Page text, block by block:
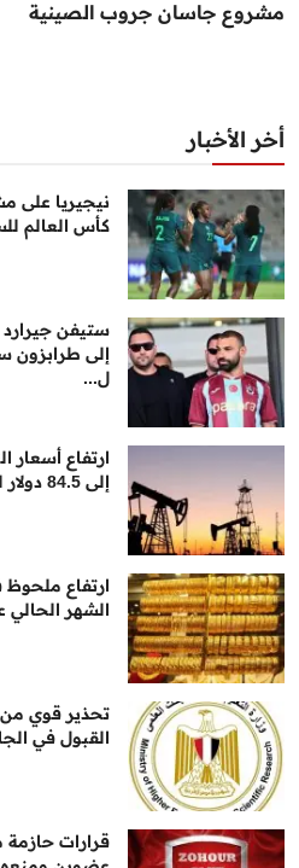
مشروع جاسان جروب الصينية
أخر الأخبار
نيجيريا على
كأس العالم
ستيفن
إلى طرابزون
ل...
ارتفاع أسعار
إلى 84.5 دولار للبرميل
ارتفاع
الشهر الحالي عيار 21 يزيد بمقدار
تحذير قوي من
القبول في
قرارات حازمة